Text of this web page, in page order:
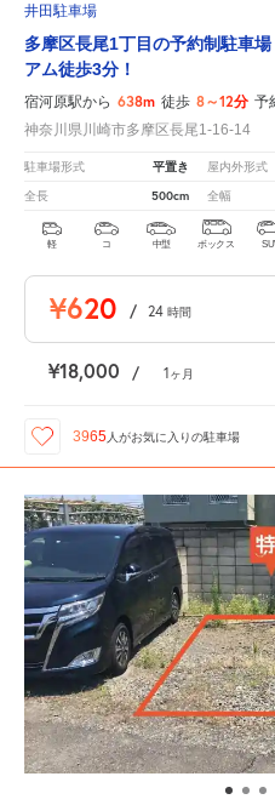
井田駐車場
多摩区長尾1丁目の予約制駐車
アム徒歩3分！
宿河原駅から 638m 徒歩 8～12分 予
神奈川県川崎市多摩区長尾1-16-14
駐車場形式 平置き 屋内外形式
全長 500cm 全幅
軽 コ 中型 ボックス
¥620 / 24 時間
¥18,000 / 1ヶ月
3965 人がお気に入りの駐車場